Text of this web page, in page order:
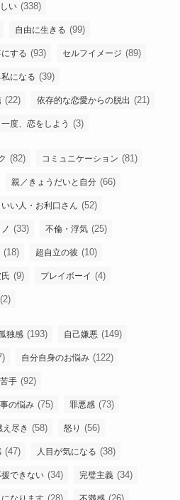
い (338)
自由に生きる (99)
する (93) セルフイメージ (89)
になる (39)
(22) 依存的な恋愛からの脱出 (21)
一度、恋をしよう (3)
(82) コミュニケーション (81)
親／きょうだいと自分 (66)
い人・お利口さん (52)
(33) 不倫・浮気 (25)
(18) 超自立の彼 (10)
(9) プレイボーイ (4)
(2)
独感 (193) 自己嫌悪 (149)
自分自身のお悩み (122)
手 (92)
の悩み (75) 罪悪感 (73)
え尽き (58) 怒り (56)
(47) 人目が気になる (38)
できない (34) 完璧主義 (34)